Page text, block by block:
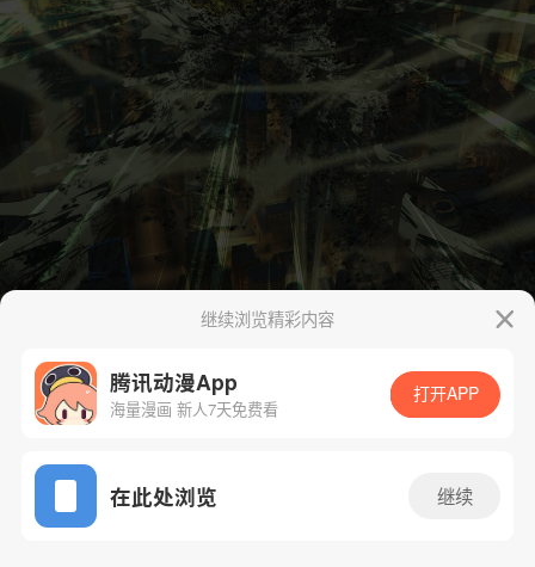
App免费看
继续浏览精彩内容
腾讯动漫App
海量漫画 新人7天免费看
打开APP
在此处浏览 继续